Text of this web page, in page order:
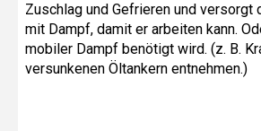
Zuschlag und Gefrieren und versorgt
mit Dampf, damit er arbeiten kann.
mobiler Dampf benötigt wird. (z. B.
versunkenen Öltankern entnehmen.)